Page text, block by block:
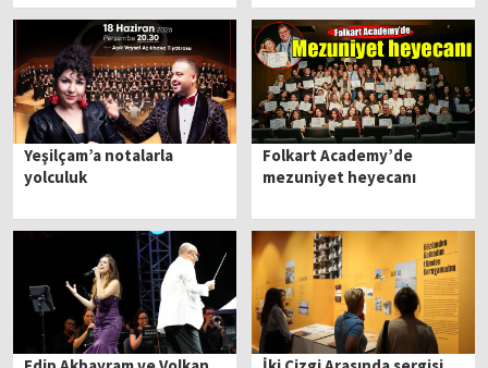
Yeşilçam’a notalarla
yolculuk
Folkart Academy’de
mezuniyet heyecanı